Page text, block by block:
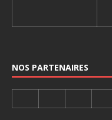
NOS PARTENAIRES